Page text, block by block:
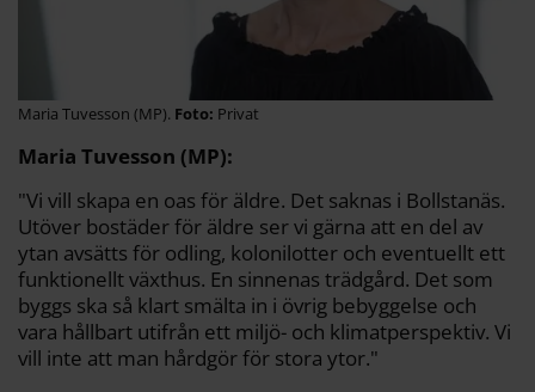
Maria Tuvesson (MP). Privat
Maria Tuvesson (MP):
"Vi vill skapa en oas för äldre. Det saknas i Bollstanäs.
Utöver bostäder för äldre ser vi gärna att en del av
ytan avsätts för odling, kolonilotter och eventuellt ett
funktionellt växthus. En sinnenas trädgård. Det som
byggs ska så klart smälta in i övrig bebyggelse och
vara hållbart utifrån ett miljö- och klimatperspektiv. Vi
vill inte att man hårdgör för stora ytor."